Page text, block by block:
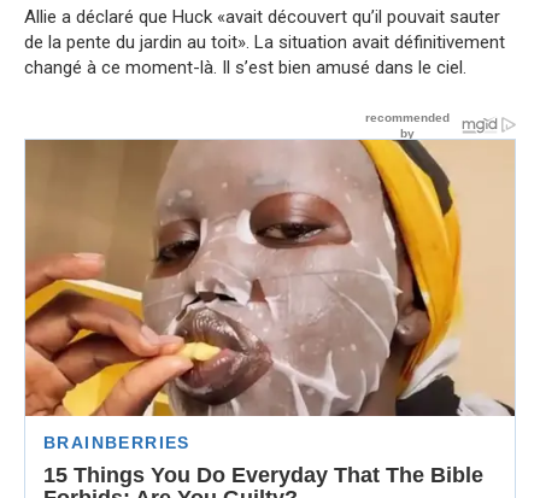
Allie a déclaré que Huck «avait découvert qu’il pouvait sauter
de la pente du jardin au toit». La situation avait définitivement
changé à ce moment-là. Il s’est bien amusé dans le ciel.